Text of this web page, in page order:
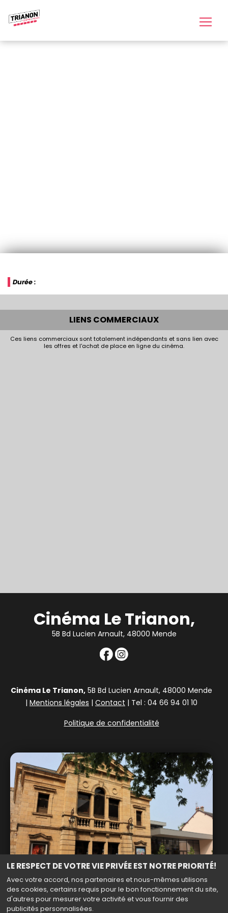
LE RESPECT DE VOTRE VIE PRIVÉE EST NOTRE PRIORITÉ!
Avec votre accord, nos partenaires et nous-mêmes utilisons
des cookies, certains requis pour le bon fonctionnement du site,
d'autres pour mesurer votre activité et vous fournir des
publicités personnalisées.
Durée :
LIENS COMMERCIAUX
Ces liens commerciaux sont totalement indépendants et sans lien avec
les offres et l'achat de place en ligne du cinéma.
Cinéma Le Trianon,
5B Bd Lucien Arnault, 48000 Mende
Cinéma Le Trianon, 5B Bd Lucien Arnault, 48000 Mende
| Mentions légales | Contact | Tel : 04 66 94 01 10
Politique de confidentialité